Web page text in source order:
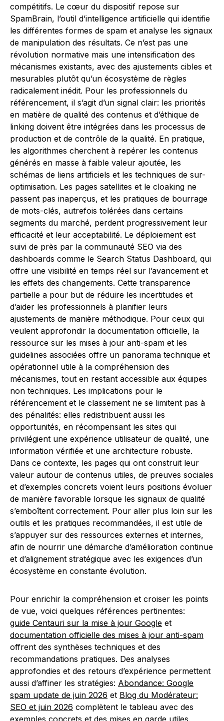
compétitifs. Le cœur du dispositif repose sur
SpamBrain, l’outil d’intelligence artificielle qui identifie
les différentes formes de spam et analyse les signaux
de manipulation des résultats. Ce n’est pas une
révolution normative mais une intensification des
mécanismes existants, avec des ajustements cibles et
mesurables plutôt qu’un écosystème de règles
radicalement inédit. Pour les professionnels du
référencement, il s’agit d’un signal clair: les priorités
en matière de qualité des contenus et d’éthique de
linking doivent être intégrées dans les processus de
production et de contrôle de la qualité. En pratique,
les algorithmes cherchent à repérer les contenus
générés en masse à faible valeur ajoutée, les
schémas de liens artificiels et les techniques de sur-
optimisation. Les pages satellites et le cloaking ne
passent pas inaperçus, et les pratiques de bourrage
de mots-clés, autrefois tolérées dans certains
segments du marché, perdent progressivement leur
efficacité et leur acceptabilité. Le déploiement est
suivi de près par la communauté SEO via des
dashboards comme le Search Status Dashboard, qui
offre une visibilité en temps réel sur l’avancement et
les effets des changements. Cette transparence
partielle a pour but de réduire les incertitudes et
d’aider les professionnels à planifier leurs
ajustements de manière méthodique. Pour ceux qui
veulent approfondir la documentation officielle, la
ressource sur les mises à jour anti-spam et les
guidelines associées offre un panorama technique et
opérationnel utile à la compréhension des
mécanismes, tout en restant accessible aux équipes
non techniques. Les implications pour le
référencement et le classement ne se limitent pas à
des pénalités: elles redistribuent aussi les
opportunités, en récompensant les sites qui
privilégient une expérience utilisateur de qualité, une
information vérifiée et une architecture robuste.
Dans ce contexte, les pages qui ont construit leur
valeur autour de contenus utiles, de preuves sociales
et d’exemples concrets voient leurs positions évoluer
de manière favorable lorsque les signaux de qualité
s’emboîtent correctement. Pour aller plus loin sur les
outils et les pratiques recommandées, il est utile de
s’appuyer sur des ressources externes et internes,
afin de nourrir une démarche d’amélioration continue
et d’alignement stratégique avec les exigences d’un
écosystème en constante évolution.
Pour enrichir la compréhension et croiser les points
de vue, voici quelques références pertinentes:
guide Centauri sur la mise à jour Google et
documentation officielle des mises à jour anti-spam
offrent des synthèses techniques et des
recommandations pratiques. Des analyses
approfondies et des retours d’expérience permettent
aussi d’affiner les stratégies: Abondance: Google
spam update de juin 2026 et Blog du Modérateur:
SEO et juin 2026 complètent le tableau avec des
exemples concrets et des mises en garde utiles.